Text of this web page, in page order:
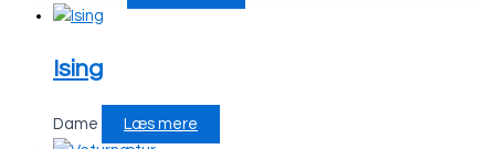
Ising
Dame Læs mere